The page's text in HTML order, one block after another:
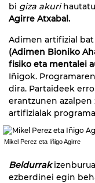
bi giza akuri
Agirre Atxabal.
Adimen artifizial
(Adimen Bioniko
fisiko eta mentalei
Iñigok.
dira. Partaideek
erantzunen
artifizialak
Mikel Perez eta Iñigo Agirre
Beldurrak
ezberdinei egin